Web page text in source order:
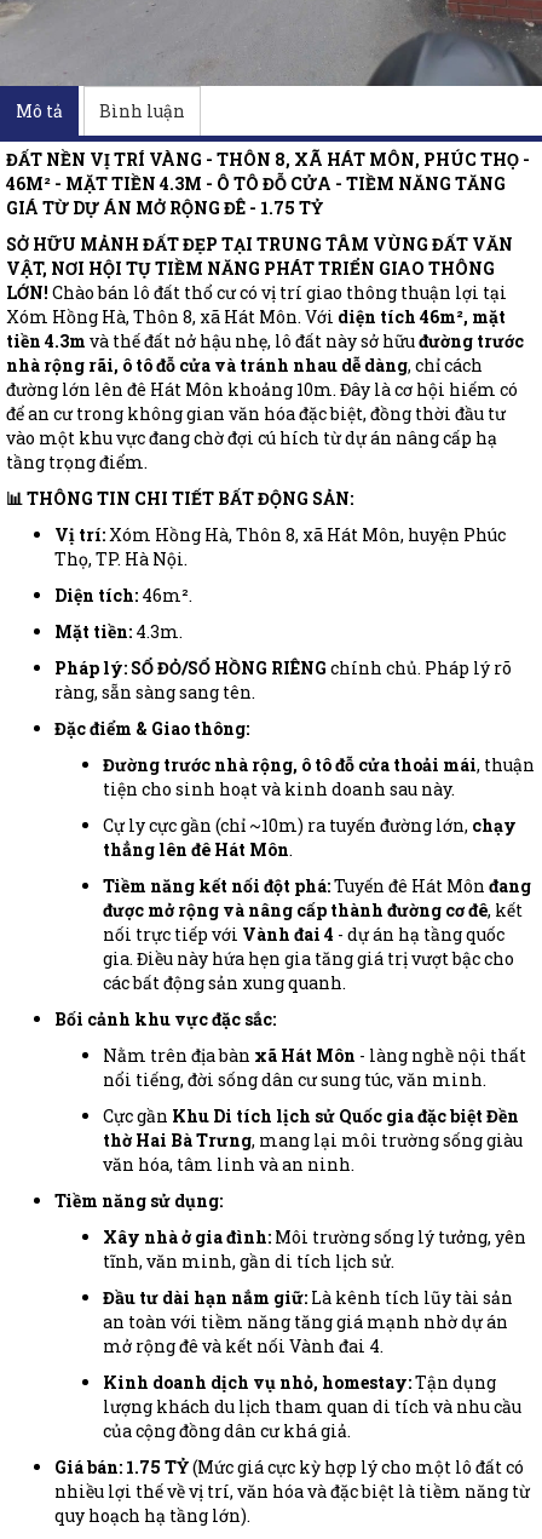
Mô tả Bình luận
ĐẤT NỀN VỊ TRÍ VÀNG - THÔN 8, XÃ HÁT MÔN, PHÚC THỌ -
46M² - MẶT TIỀN 4.3M - Ô TÔ ĐỖ CỬA - TIỀM NĂNG TĂNG
GIÁ TỪ DỰ ÁN MỞ RỘNG ĐÊ - 1.75 TỶ
SỞ HỮU MẢNH ĐẤT ĐẸP TẠI TRUNG TÂM VÙNG ĐẤT VĂN
VẬT, NƠI HỘI TỤ TIỀM NĂNG PHÁT TRIỂN GIAO THÔNG
LỚN! Chào bán lô đất thổ cư có vị trí giao thông thuận lợi tại
Xóm Hồng Hà, Thôn 8, xã Hát Môn. Với diện tích 46m², mặt
tiền 4.3m và thế đất nở hậu nhẹ, lô đất này sở hữuđường trước
nhà rộng rãi, ô tô đỗ cửa và tránh nhau dễ dàng, chỉ cách
đường lớn lên đê Hát Môn khoảng 10m. Đây là cơ hội hiếm có
để an cư trong không gian văn hóa đặc biệt, đồng thời đầu tư
vào một khu vực đang chờ đợi cú hích từ dự án nâng cấp hạ
tầng trọng điểm.
📊 THÔNG TIN CHI TIẾT BẤT ĐỘNG SẢN:
Vị trí:Xóm Hồng Hà, Thôn 8, xã Hát Môn, huyện Phúc
Thọ, TP. Hà Nội.
Diện tích: 46m².
Mặt tiền: 4.3m.
Pháp lý: SỔ ĐỎ/SỔ HỒNG RIÊNG chính chủ. Pháp lý rõ
ràng, sẵn sàng sang tên.
Đặc điểm & Giao thông:
Đường trước nhà rộng, ô tô đỗ cửa thoải mái, thuận
tiện cho sinh hoạt và kinh doanh sau này.
Cự ly cực gần (chỉ ~10m) ra tuyến đường lớn, chạy
thẳng lên đê Hát Môn.
Tiềm năng kết nối đột phá:Tuyến đê Hát Môn đang
được mở rộng và nâng cấp thành đường cơ đê, kết
nối trực tiếp với Vành đai 4 - dự án hạ tầng quốc
gia. Điều này hứa hẹn gia tăng giá trị vượt bậc cho
các bất động sản xung quanh.
Bối cảnh khu vực đặc sắc:
Nằm trên địa bàn xã Hát Môn - làng nghề nội thất
nổi tiếng, đời sống dân cư sung túc, văn minh.
Cực gần Khu Di tích lịch sử Quốc gia đặc biệt Đền
thờ Hai Bà Trưng, mang lại môi trường sống giàu
văn hóa, tâm linh và an ninh.
Tiềm năng sử dụng:
Xây nhà ở gia đình: Môi trường sống lý tưởng, yên
tĩnh, văn minh, gần di tích lịch sử.
Đầu tư dài hạn nắm giữ: Là kênh tích lũy tài sản
an toàn với tiềm năng tăng giá mạnh nhờ dự án
mở rộng đê và kết nối Vành đai 4.
Kinh doanh dịch vụ nhỏ, homestay:Tận dụng
lượng khách du lịch tham quan di tích và nhu cầu
của cộng đồng dân cư khá giả.
Giá bán: 1.75 TỶ(Mức giá cực kỳ hợp lý cho một lô đất có
nhiều lợi thế về vị trí, văn hóa và đặc biệt là tiềm năng từ
quy hoạch hạ tầng lớn).